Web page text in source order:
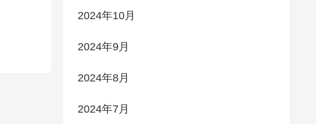
2024年10月
2024年9月
2024年8月
2024年7月